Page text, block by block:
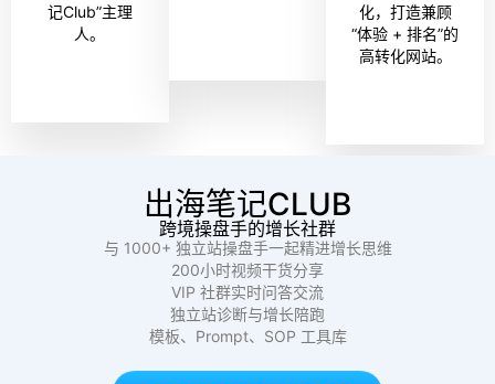
记Club”主理
人。
化，打造兼顾
“体验 + 排名”的
高转化网站。
出海笔记CLUB
跨境操盘手的增长社群
与 1000+ 独立站操盘手一起精进增长思维
200小时视频干货分享
VIP 社群实时问答交流
独立站诊断与增长陪跑
模板、Prompt、SOP 工具库